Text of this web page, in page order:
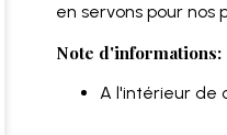
en servons pour nos
Note d'informations:
A l'intérieur de